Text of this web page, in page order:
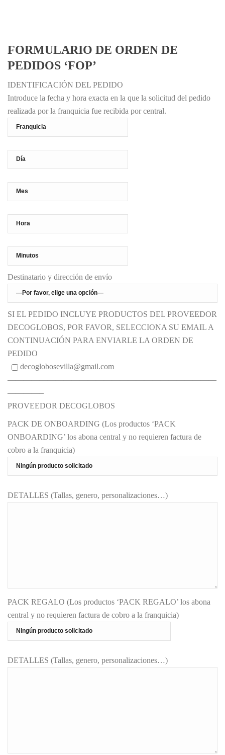
FORMULARIO DE ORDEN DE
PEDIDOS ‘FOP’
IDENTIFICACIÓN DEL PEDIDO
Introduce la fecha y hora exacta en la que la solicitud del pedido
realizada por la franquicia fue recibida por central.
Destinatario y dirección de envío
SI EL PEDIDO INCLUYE PRODUCTOS DEL PROVEEDOR
DECOGLOBOS, POR FAVOR, SELECCIONA SU EMAIL A
CONTINUACIÓN PARA ENVIARLE LA ORDEN DE
PEDIDO
decoglobosevilla@gmail.com
——————————————————————————
————–
PROVEEDOR DECOGLOBOS
PACK DE ONBOARDING (Los productos ‘PACK
ONBOARDING’ los abona central y no requieren factura de
cobro a la franquicia)
DETALLES (Tallas, genero, personalizaciones…)
PACK REGALO (Los productos ‘PACK REGALO’ los abona
central y no requieren factura de cobro a la franquicia)
DETALLES (Tallas, genero, personalizaciones…)